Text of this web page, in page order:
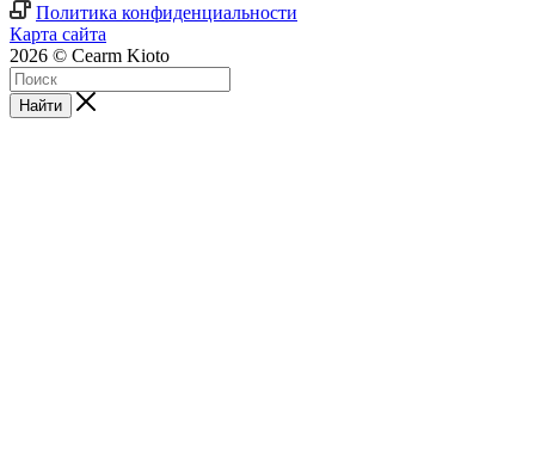
Политика конфиденциальности
Карта сайта
2026 © Cearm Kioto
Найти